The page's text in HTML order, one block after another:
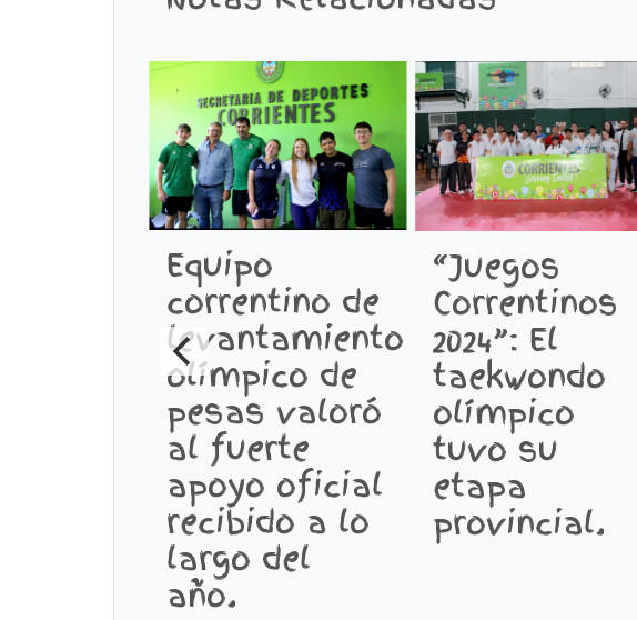
Equipo
correntino de
levantamiento
olímpico de
pesas valoró
al fuerte
apoyo oficial
recibido a lo
largo del
año.
“Juegos
Correntinos
2024”: El
taekwondo
olímpico
tuvo su
etapa
provincial.